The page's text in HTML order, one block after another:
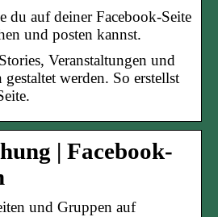
du auf deiner Facebook-Seite
und posten kannst.
Veranstaltungen und
werden. So erstellst
| Facebook-
und Gruppen auf